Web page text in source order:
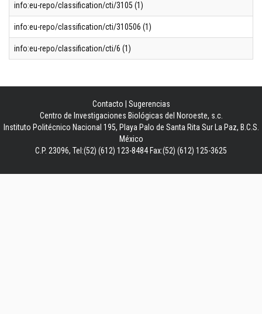
info:eu-repo/classification/cti/3105 (1)
info:eu-repo/classification/cti/310506 (1)
info:eu-repo/classification/cti/6 (1)
Contacto
Sugerencias
Centro de Investigaciones Biológicas del Noroeste, s.c.
Instituto Politécnico Nacional 195, Playa Palo de Santa Rita Sur La Paz, B.C.S.
México
C.P. 23096, Tel:(52) (612) 123-8484 Fax:(52) (612) 125-3625